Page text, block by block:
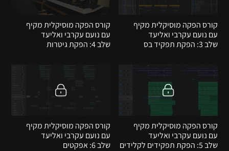
קורס הפקה מוסיקלית מקיף
עם נועם עקרבי ואליעד
שלב 3: הפקת תפקיד בס
קורס הפקה מוסיקלית מקיף
עם נועם עקרבי ואליעד
שלב 4: הפקת גיטרות
קורס הפקה מוסיקלית מקיף
עם נועם עקרבי ואליעד
שלב 5: הפקת תפקידים לקלידים
קורס הפקה מוסיקלית מקיף
עם נועם עקרבי ואליעד
שלב 6: אפקטים